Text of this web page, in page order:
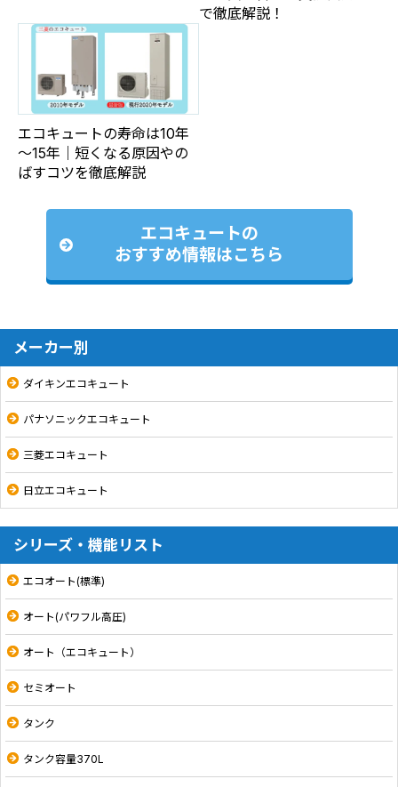
で徹底解説！
エコキュートの寿命は10年
～15年｜短くなる原因やの
ばすコツを徹底解説
エコキュートの
おすすめ情報はこちら
メーカー別
ダイキンエコキュート
パナソニックエコキュート
三菱エコキュート
日立エコキュート
シリーズ・機能リスト
エコオート(標準)
オート(パワフル高圧)
オート（エコキュート）
セミオート
タンク
タンク容量370L